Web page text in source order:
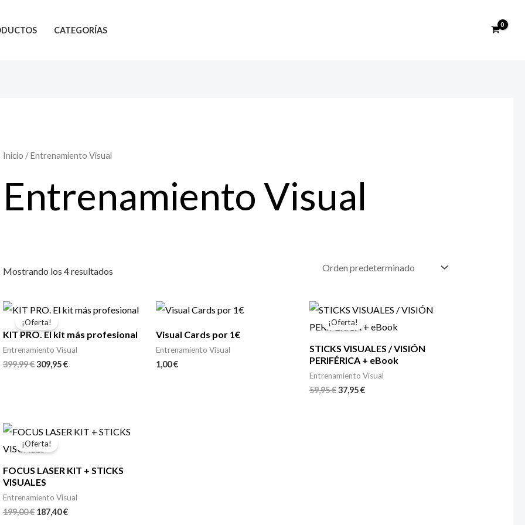
CATEGORÍAS
Inicio / Entrenamiento Visual
Entrenamiento Visual
Mostrando los 4 resultados
¡Oferta!
KIT PRO. El kit más profesional
Entrenamiento Visual
399,99€
El
precio
original
era:
399,99 €.
309,95€
El
precio
es:
309,95 €.
Visual Cards por 1€
Entrenamiento Visual
1,00€
¡Oferta!
STICKS VISUALES / VISIÓN
PERIFÉRICA + eBook
Entrenamiento Visual
59,95€
El
precio
original
59,95 €.
37,95€
El
precio
actual
37,95 €.
¡Oferta!
FOCUS LASER KIT + STICKS
VISUALES
Entrenamiento Visual
199,00€
El
precio
original
199,00 €.
187,40€
El
precio
187,40 €.